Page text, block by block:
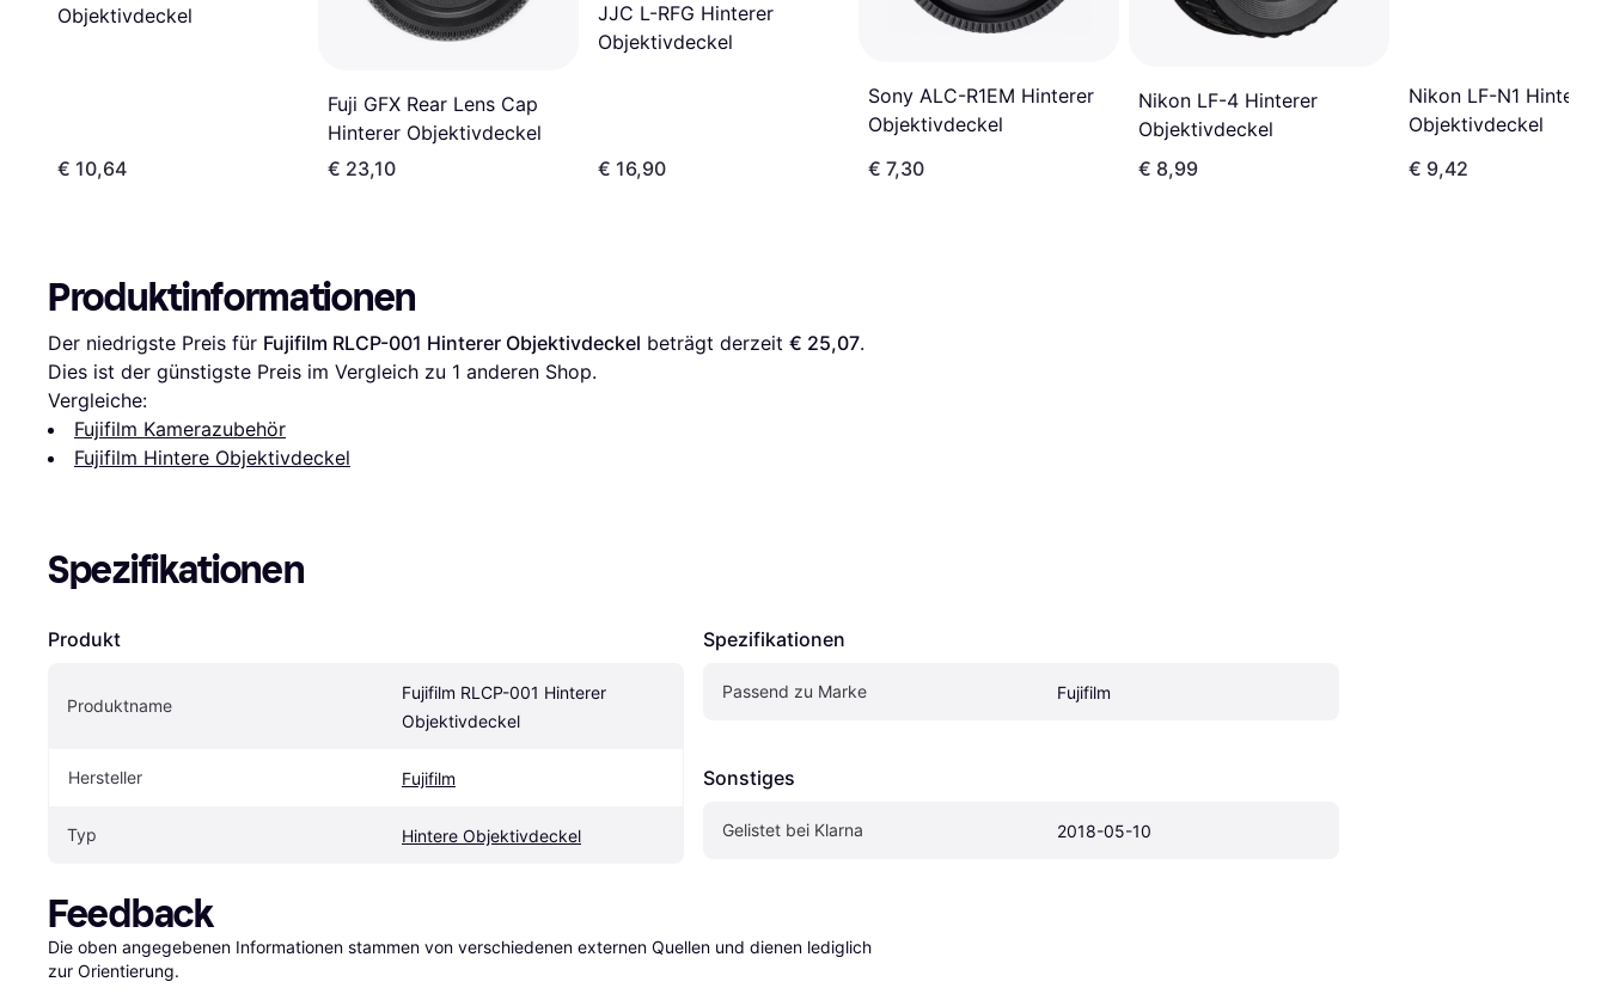
Objektivdeckel
€ 10,64
Fuji GFX Rear Lens Cap
Hinterer Objektivdeckel
€ 23,10
JJC L-RFG Hinterer
Objektivdeckel
€ 16,90
Sony ALC-R1EM Hinterer
Objektivdeckel
€ 7,30
Nikon LF-4 Hinterer
Objektivdeckel
€ 8,99
Nikon LF-N1 Hinterer
Objektivdeckel
€ 9,42
Produktinformationen
Der niedrigste Preis für Fujifilm RLCP-001 Hinterer Objektivdeckel beträgt derzeit € 25,07.
Dies ist der günstigste Preis im Vergleich zu 1 anderen Shop.
Vergleiche:
Fujifilm Kamerazubehör
Fujifilm Hintere Objektivdeckel
Spezifikationen
Produkt
Produktname
Fujifilm RLCP-001 Hinterer
Objektivdeckel
Hersteller Fujifilm
Typ Hintere Objektivdeckel
Spezifikationen
Passend zu Marke Fujifilm
Sonstiges
Gelistet bei Klarna 2018-05-10
Feedback
Die oben angegebenen Informationen stammen von verschiedenen externen Quellen und dienen lediglich
zur Orientierung.